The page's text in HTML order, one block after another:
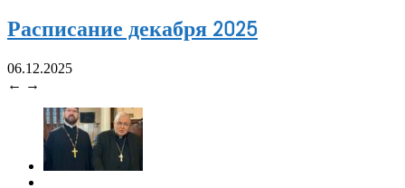
Расписание декабря 2025
06.12.2025
← →